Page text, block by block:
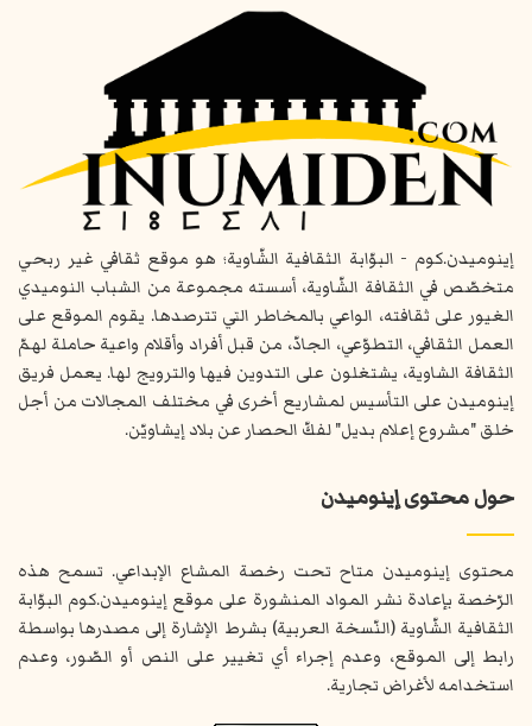
إينوميدن.كوم - البوّابة الثقافية الشّاوية؛ هو موقع ثقافي غير ربحي
متخصّص في الثقافة الشّاوية، أسسته مجموعة من الشباب النوميدي
الغيور على ثقافته، الواعي بالمخاطر التي تترصدها. يقوم الموقع على
العمل الثقافي، التطوّعي، الجادّ، من قبل أفراد وأقلام واعية حاملة لهمّ
الثقافة الشاوية، يشتغلون على التدوين فيها والترويج لها. يعمل فريق
إينوميدن على التأسيس لمشاريع أخرى في مختلف المجالات من أجل
خلق "مشروع إعلام بديل" لفكّ الحصار عن بلاد إيشاويّن.
حول محتوى إينوميدن
محتوى إينوميدن متاح تحت رخصة المشاع الإبداعي. تسمح هذه
الرّخصة بإعادة نشر المواد المنشورة على موقع إينوميدن.كوم البوّابة
الثقافية الشّاوية (النّسخة العربية) بشرط الإشارة إلى مصدرها بواسطة
رابط إلى الموقع، وعدم إجراء أي تغيير على النص أو الصّور، وعدم
استخدامه لأغراض تجارية.